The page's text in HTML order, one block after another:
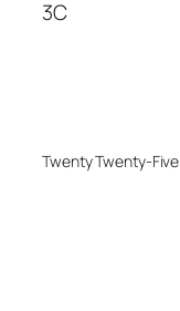
3C
Twenty Twenty-Five